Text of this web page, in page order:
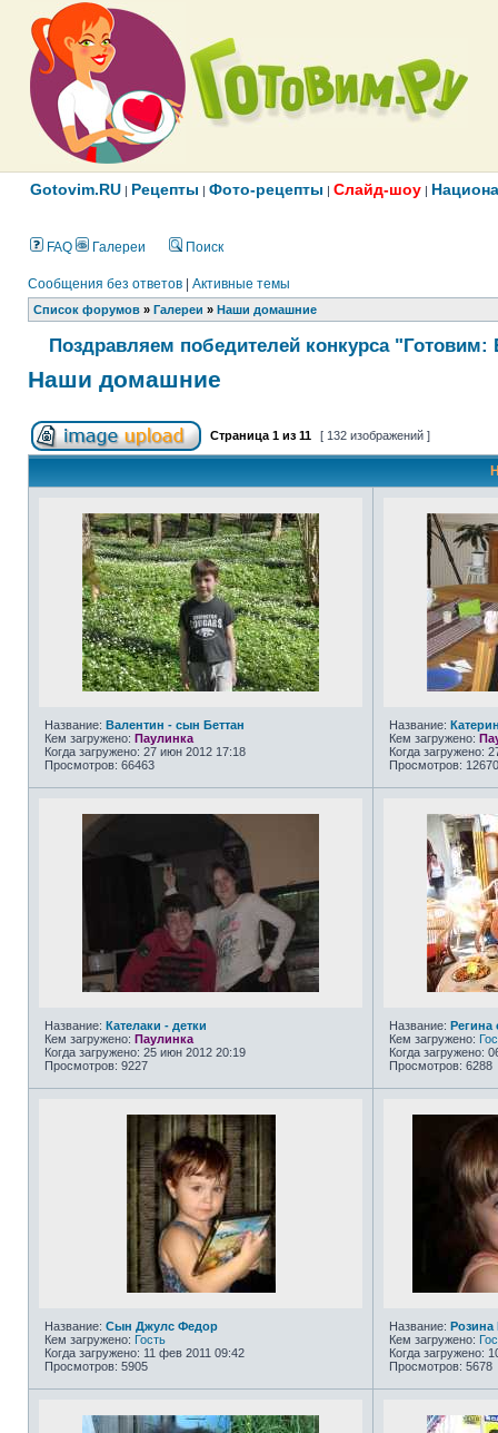
Gotovim.RU | Рецепты | Фото-рецепты | Слайд-шоу |
FAQ Галереи Поиск
Сообщения без ответов Активные темы
Список форумов » Галереи » Наши домашние
Поздравляем победителей конкурса
Наши домашние
Страница 1 из 11 [ 132 изображений ]
Название: Валентин - сын Беттан
Кем загружено: Паулинка
Когда загружено: 27 июн 2012 17:18
Просмотров: 66463
Название:
Кем загружено:
Когда загружено:
Просмотров: 12670
Название: Кателаки - детки
Кем загружено: Паулинка
Когда загружено: 25 июн 2012 20:19
Просмотров: 9227
Название: Регина
Кем загружено:
Когда загружено:
Просмотров: 6288
Название: Сын Джулс Федор
Кем загружено: Гость
Когда загружено: 11 фев 2011 09:42
Просмотров: 5905
Название: Розина
Кем загружено:
Когда загружено:
Просмотров: 5678